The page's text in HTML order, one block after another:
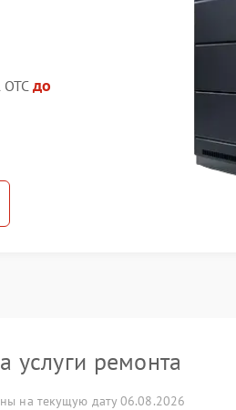
до
услуги ремонта
на текущую дату 06.08.2026